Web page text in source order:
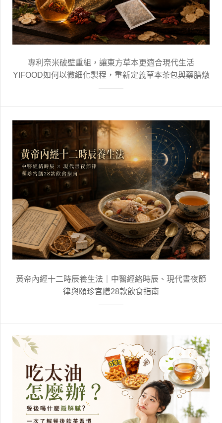
專利奈米破壁重組，讓東方草本更適合現代生活
YIFOOD如何以微細化製程，重新定義草本茶包與藥膳燉
包？
黃帝內經十二時辰養生法｜中醫經絡時辰、現代晝夜節
律與頤珍宮膳28款飲食指南